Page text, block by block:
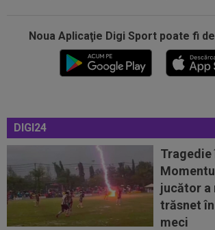
Noua Aplicaţie Digi Sport poate fi
DIGI24
jucător a
trăsnet
meci
00:17
Micael Leandro a murit, după ce a
împușcat în timpul meciului
Surpriza serii în Europa: rezultat
23:52 EXCLUSIV
Ilie Dumitrescu a
bun atacant din SuperLiga României
23:50
MERCATO în Europa. Toate
sunt AICI! Mohamed Salah a plecat...
23:42
Surpriza din preliminariile
le-a rupt seria de victorii...